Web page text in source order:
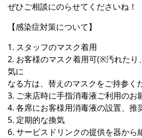
ぜひご相談にのらせてくださいね！
【感染症対策について】
1. スタッフのマスク着用
2. お客様のマスク着用可(※汚れたり
気に
なる方は、替えのマスクをご持参く
3. ご来店時に手指消毒液ご利用のお
4. 各席にお客様用消毒液の設置、推
5. 定期的な換気
6. サービスドリンクの提供を器から